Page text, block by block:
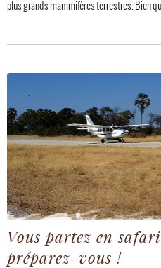
plus grands mammifères terrestres. Bien
Vous partez en
préparez-vous !